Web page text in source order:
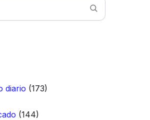
diario (173)
(144)